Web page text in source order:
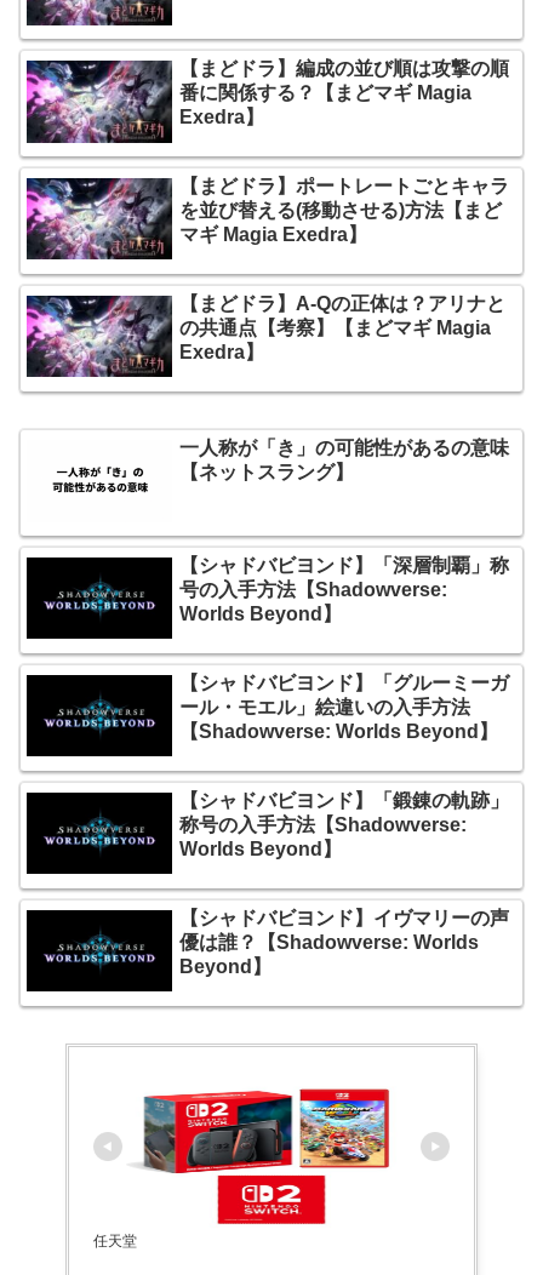
【まどドラ】編成の並び順は攻撃の順
番に関係する？【まどマギ Magia
Exedra】
【まどドラ】ポートレートごとキャラ
を並び替える(移動させる)方法【まど
マギ Magia Exedra】
【まどドラ】A-Qの正体は？アリナと
の共通点【考察】【まどマギ Magia
Exedra】
一人称が「き」の可能性があるの意味
【ネットスラング】
【シャドバビヨンド】「深層制覇」称
号の入手方法【Shadowverse:
Worlds Beyond】
【シャドバビヨンド】「グルーミーガ
ール・モエル」絵違いの入手方法
【Shadowverse: Worlds Beyond】
【シャドバビヨンド】「鍛錬の軌跡」
称号の入手方法【Shadowverse:
Worlds Beyond】
【シャドバビヨンド】イヴマリーの声
優は誰？【Shadowverse: Worlds
Beyond】
任天堂